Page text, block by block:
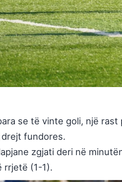
se të vinte goli, një
fundores.
zgjati deri në
rrjetë (1-1).